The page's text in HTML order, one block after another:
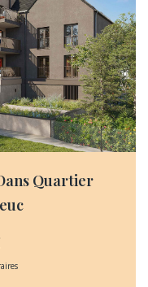
Quartier